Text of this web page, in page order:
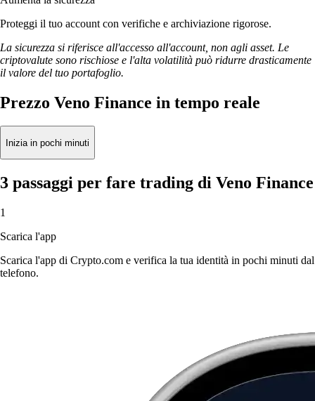
Proteggi il tuo account con verifiche e archiviazione rigorose.
La sicurezza si riferisce all'accesso all'account, non agli asset. Le
criptovalute sono rischiose e l'alta volatilità può ridurre drasticamente
il valore del tuo portafoglio.
Prezzo Veno Finance in tempo reale
Inizia in pochi minuti
3 passaggi per fare trading di Veno Finance
1
Scarica l'app
Scarica l'app di Crypto.com e verifica la tua identità in pochi minuti dal
telefono.